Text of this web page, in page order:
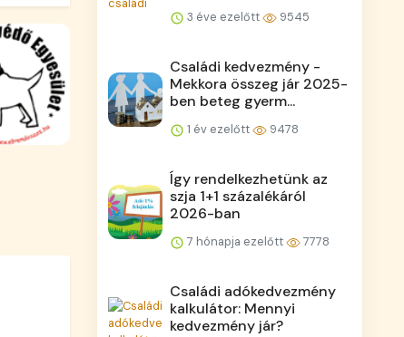
3 éve ezelőtt 9545
Családi kedvezmény -
Mekkora összeg jár 2025-
ben beteg gyerm...
1 év ezelőtt 9478
Így rendelkezhetünk az
szja 1+1 százalékáról
2026-ban
7 hónapja ezelőtt 7778
Családi adókedvezmény
kalkulátor: Mennyi
kedvezmény jár?